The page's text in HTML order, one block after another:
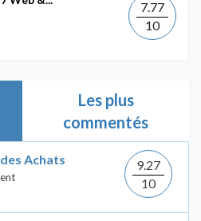
7.77
10
Les plus
commentés
Achats
9.27
10